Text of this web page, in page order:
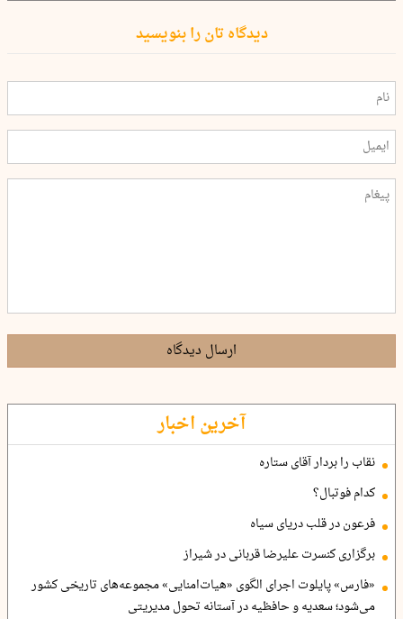
دیدگاه تان را بنویسید
ارسال دیدگاه
آخرین اخبار
نقاب را بردار آقای ستاره
کدام فوتبال؟
فرعون در قلب دریای سیاه
برگزاری کنسرت علیرضا قربانی در شیراز
«فارس» پایلوت اجرای الگوی «هیات‌امنایی» مجموعه‌های تاریخی کشور
می‌شود؛ سعدیه و حافظیه در آستانه تحول مدیریتی